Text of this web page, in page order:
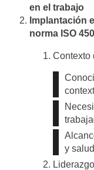
en el trabajo
Implantación
norma ISO
Contexto
y